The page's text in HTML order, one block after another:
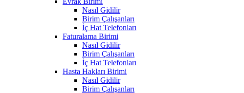
Nasıl Gidilir
Birim Çalışanları
İç Hat Telefonları
Faturalama Birimi
Nasıl Gidilir
Birim Çalışanları
İç Hat Telefonları
Hasta Hakları Birimi
Nasıl Gidilir
Birim Çalışanları